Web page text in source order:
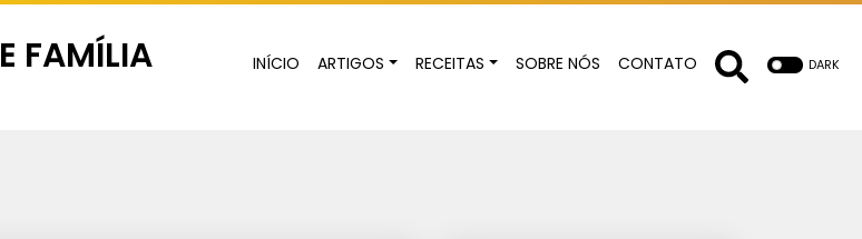
INÍCIO ARTIGOS RECEITAS SOBRE NÓS CONTATO DARK